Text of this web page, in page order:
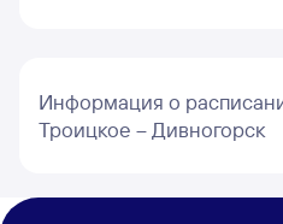
Информация о
Троицкое – Дивногорск